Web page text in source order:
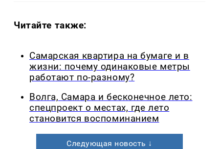
Читайте также:
Самарская квартира на бумаге и в
жизни: почему одинаковые метры
работают по-разному?
Волга, Самара и бесконечное лето:
спецпроект о местах, где лето
становится воспоминанием
Следующая новость ↓